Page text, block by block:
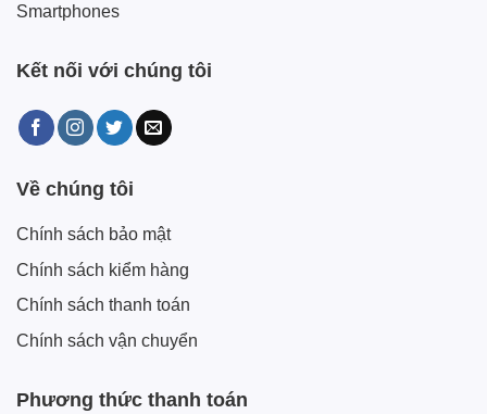
Smartphones
Kết nối với chúng tôi
Về chúng tôi
Chính sách bảo mật
Chính sách kiểm hàng
Chính sách thanh toán
Chính sách vận chuyển
Phương thức thanh toán